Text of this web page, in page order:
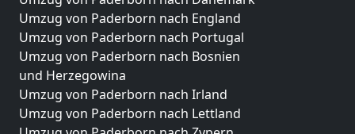
Umzug von Paderborn nach England
Umzug von Paderborn nach Portugal
Umzug von Paderborn nach Bosnien
und Herzegowina
Umzug von Paderborn nach Irland
Umzug von Paderborn nach Lettland